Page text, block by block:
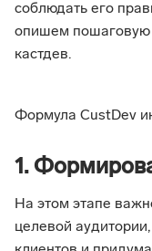
соблюдать его
опишем пошаговую
кастдев.
Формула CustDev
1.
На этом этапе
целевой